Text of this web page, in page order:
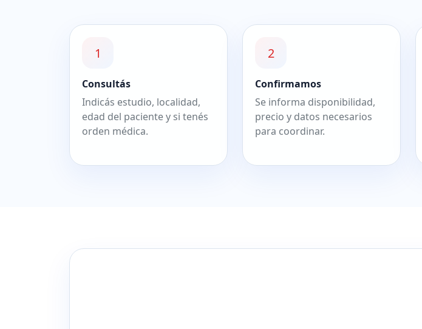
1
Consultás
Indicás estudio, localidad,
edad del paciente y si tenés
orden médica.
2
Confirmamos
Se informa disponibilidad,
precio y datos necesarios
para coordinar.